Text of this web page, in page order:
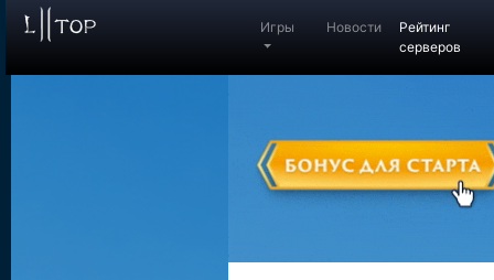
Игры Новости
Рейтинг
серверов